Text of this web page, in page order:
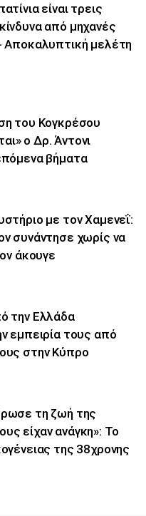
είναι τρεις
από μηχανές
Αποκαλυπτική μελέτη
του Κογκρέσου
ο Δρ. Άντονι
βήματα
με τον Χαμενεΐ:
συνάντησε χωρίς να
άκουγε
την Ελλάδα
εμπειρία τους από
στην Κύπρο
τη ζωή της
είχαν ανάγκη»: Το
της 38χρονης